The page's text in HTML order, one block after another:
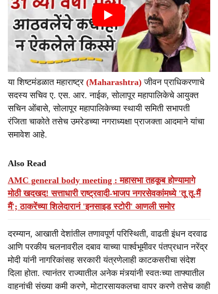
या शिष्टमंडळात महाराष्ट्र (Maharashtra) जीवन प्राधिकरणाचे
सदस्य सचिव ए. एस. आर. नाईक, सोलापूर महापालिकेचे आयुक्त
सचिन ओंबासे, सोलापूर महापालिकेच्या स्थायी समिती सभापती
रंजिता चाकोते तसेच उमरेडच्या नगराध्यक्षा प्राजक्ता आदमाने यांचा
समावेश आहे.
Also Read
AMC general body meeting : महासभा तहकूब होण्यामागे
मोठी खदखद! सत्ताधारी राष्ट्रवादी-भाजप नगरसेवकांमध्ये 'तू तू-मैं
मैं'; ठाकरेंच्या शिलेदारानं 'इनसाइड स्टोरी' आणली समोर
दरम्यान, आखाती देशांतील तणावपूर्ण परिस्थिती, वाढती इंधन दरवाढ
आणि परकीय चलनावरील दबाव याच्या पार्श्वभूमीवर पंतप्रधान नरेंद्र
मोदी यांनी नागरिकांसह सरकारी यंत्रणेलाही काटकसरीचा संदेश
दिला होता. त्यानंतर राज्यातील अनेक मंत्र्यांनी स्वतःच्या ताफ्यातील
वाहनांची संख्या कमी करणे, मोटारसायकलचा वापर करणे तसेच काही